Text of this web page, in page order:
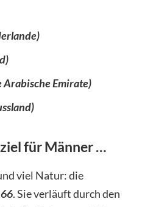
Emirate)
für Männer …
viel Natur: die
. Sie verläuft durch den